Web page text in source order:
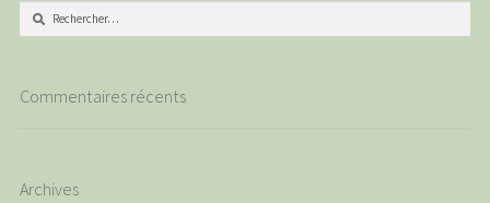
Rechercher :
Commentaires récents
Archives